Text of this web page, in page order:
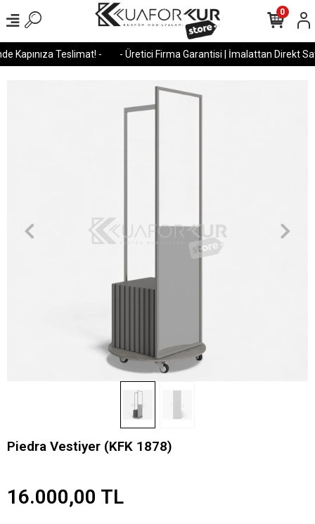
Kapınıza Teslimat! - - Üretici Firma Garantisi | İmalattan Direkt
0
Piedra Vestiyer (KFK 1878)
16.000,00 TL